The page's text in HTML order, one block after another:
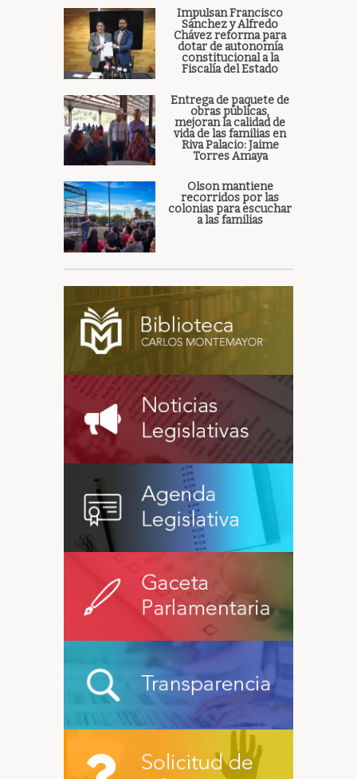
Impulsan Francisco
Sánchez y Alfredo
Chávez reforma para
dotar de autonomía
constitucional a la
Fiscalía del Estado
Entrega de paquete de
obras públicas,
mejoran la calidad de
vida de las familias en
Riva Palacio: Jaime
Torres Amaya
Olson mantiene
recorridos por las
colonias para escuchar
a las familias